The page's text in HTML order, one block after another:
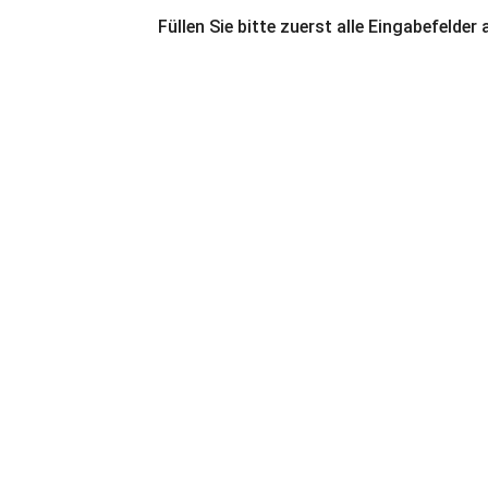
Füllen Sie bitte zuerst alle Eingabefelder